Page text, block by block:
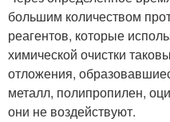
большим количеством
реагентов, которые
химической очистки
отложения,
металл, полипропилен,
они не воздействуют.